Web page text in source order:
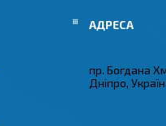
пр. Богдана
Дніпро,